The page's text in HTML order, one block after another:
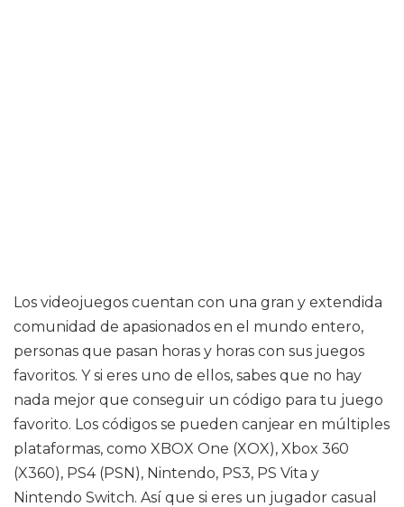
Los videojuegos cuentan con una gran y extendida
comunidad de apasionados en el mundo entero,
personas que pasan horas y horas con sus juegos
favoritos. Y si eres uno de ellos, sabes que no hay
nada mejor que conseguir un código para tu juego
favorito. Los códigos se pueden canjear en múltiples
plataformas, como XBOX One (XOX), Xbox 360
(X360), PS4 (PSN), Nintendo, PS3, PS Vita y
Nintendo Switch. Así que si eres un jugador casual